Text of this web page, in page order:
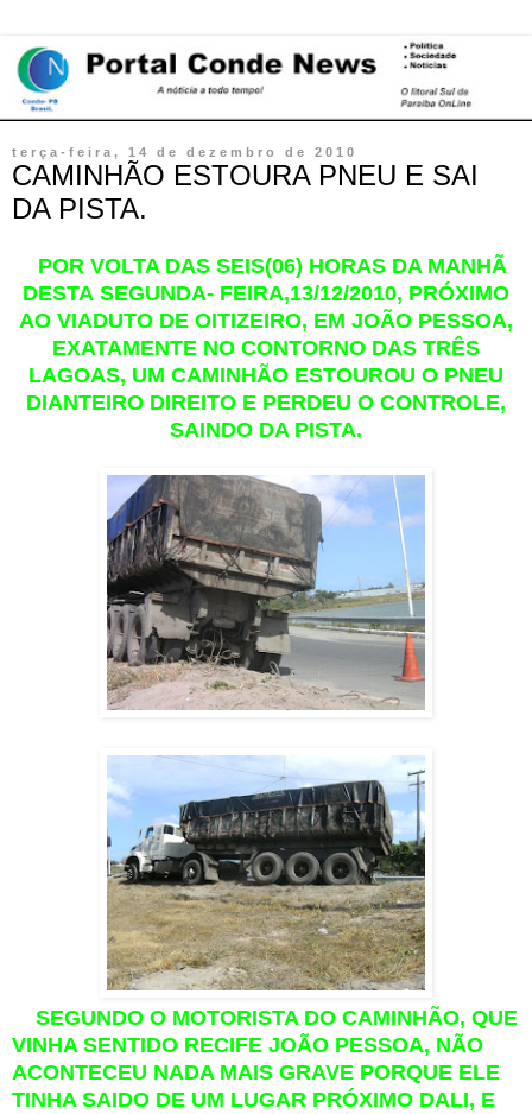
terça-feira, 14 de dezembro de 2010
CAMINHÃO ESTOURA PNEU E SAI
DA PISTA.
POR VOLTA DAS SEIS(06) HORAS DA MANHÃ
DESTA SEGUNDA- FEIRA,13/12/2010, PRÓXIMO
AO VIADUTO DE OITIZEIRO, EM JOÃO PESSOA,
EXATAMENTE NO CONTORNO DAS TRÊS
LAGOAS, UM CAMINHÃO ESTOUROU O PNEU
DIANTEIRO DIREITO E PERDEU O CONTROLE,
SAINDO DA PISTA.
SEGUNDO O MOTORISTA DO CAMINHÃO, QUE
VINHA SENTIDO RECIFE JOÃO PESSOA, NÃO
ACONTECEU NADA MAIS GRAVE PORQUE ELE
TINHA SAIDO DE UM LUGAR PRÓXIMO DALI, E